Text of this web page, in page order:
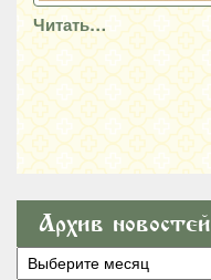
Читать…
Архив новостей
Архив